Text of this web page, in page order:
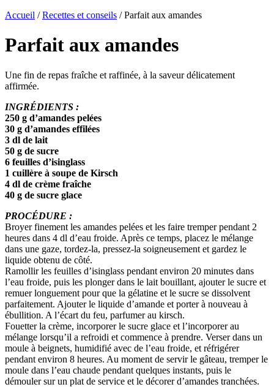
Accueil /Recettes et conseils / Parfait aux amandes
Parfait aux amandes
Une fin de repas fraîche et raffinée, à la saveur délicatement
affirmée.
INGRÉDIENTS :
250 g d’amandes pelées
30 g d’amandes effilées
3 dl de lait
50 g de sucre
6 feuilles d’isinglass
1 cuillère à soupe de Kirsch
4 dl de crème fraîche
40 g de sucre glace
PROCÉDURE :
Broyer finement les amandes pelées et les faire tremper pendant 2
heures dans 4 dl d’eau froide. Après ce temps, placez le mélange
dans une gaze, tordez-la, pressez-la soigneusement et gardez le
liquide obtenu de côté.
Ramollir les feuilles d’isinglass pendant environ 20 minutes dans
l’eau froide, puis les plonger dans le lait bouillant, ajouter le sucre et
remuer longuement pour que la gélatine et le sucre se dissolvent
parfaitement. Ajouter le liquide d’amande et porter à nouveau à
ébullition. A l’écart du feu, parfumer au kirsch.
Fouetter la crème, incorporer le sucre glace et l’incorporer au
mélange lorsqu’il a refroidi et commence à prendre. Verser dans un
moule à beignets, humidifié avec de l’eau froide, et réfrigérer
pendant environ 8 heures. Au moment de servir le gâteau, tremper le
moule dans l’eau chaude pendant quelques instants, puis le
démouler sur un plat de service et le décorer d’amandes tranchées.